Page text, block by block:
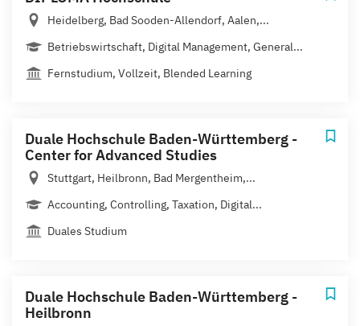
Heidelberg, Bad Sooden-Allendorf, Aalen,...
Betriebswirtschaft, Digital Management, General...
Fernstudium, Vollzeit, Blended Learning
Duale Hochschule Baden-Württemberg -
Center for Advanced Studies
Stuttgart, Heilbronn, Bad Mergentheim,...
Accounting, Controlling, Taxation, Digital...
Duales Studium
Duale Hochschule Baden-Württemberg -
Heilbronn